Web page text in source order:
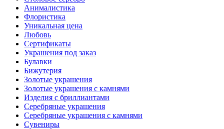
Анималистика
Флористика
Уникальная цена
Любовь
Сертификаты
Украшения под заказ
Булавки
Бижутерия
Золотые украшения
Золотые украшения с камнями
Изделия с бриллиантами
Серебряные украшения
Серебряные украшения с камнями
Сувениры